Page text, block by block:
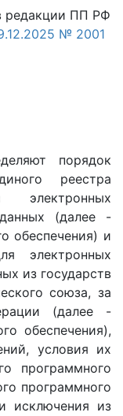
редакции ПП РФ
№ 2001
порядок
реестра
(далее -
обеспечения) и
электронных
из государств
союза, за
(далее -
обеспечения),
условия их
программного
программного
исключения из